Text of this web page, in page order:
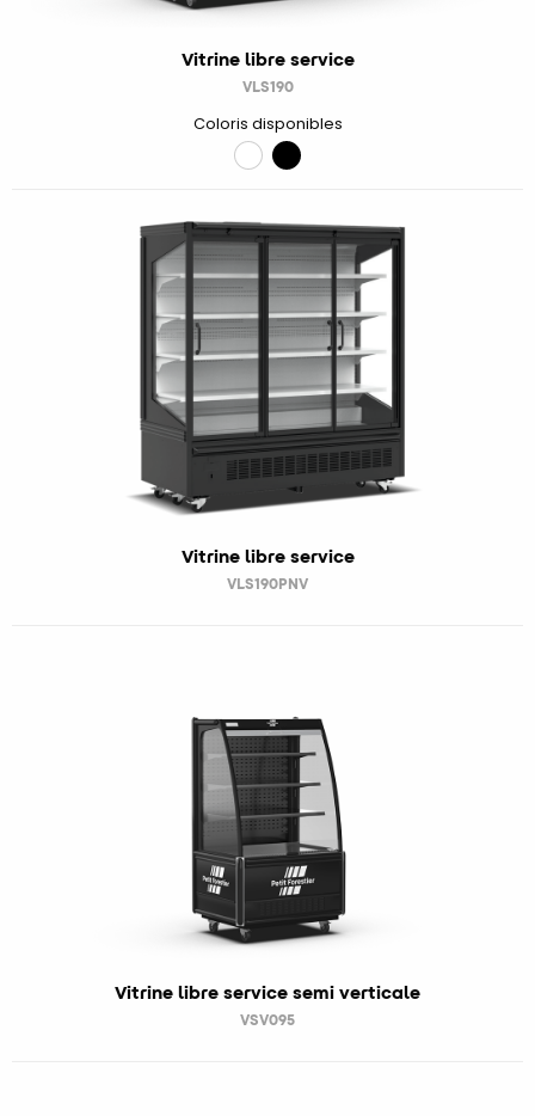
Vitrine libre service
VLS190
Coloris disponibles
Vitrine libre service
VLS190PNV
Vitrine libre service semi verticale
VSV095